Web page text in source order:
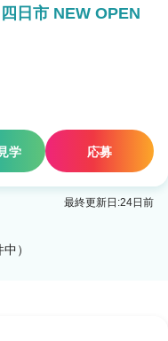
日市 NEW OPEN
学 応募
最終更新日:24日前
）